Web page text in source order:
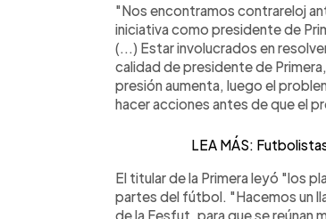
"Nos encontramos contrareloj
iniciativa como presidente de
(...) Estar involucrados en
calidad de presidente de
presión aumenta, luego el
hacer acciones antes de que el
LEA MÁS:
El titular de la Primera leyó "los
partes del fútbol. "Hacemos un
de la Fesfut, para que se reúnan